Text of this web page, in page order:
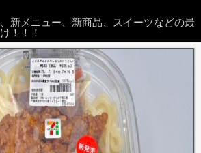
新メニュー、新商品、スイーツなどの最
！！！